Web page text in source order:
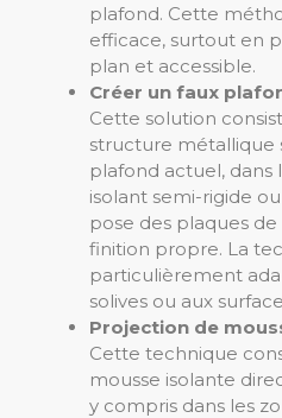
plafond. Cette
efficace, surtout en
plan et accessible.
Créer un faux
Cette solution
structure métallique
plafond actuel, dans
isolant semi-rigide
pose des plaques
finition propre. La
particulièrement
solives ou aux
Projection de
Cette technique
mousse isolante
y compris dans les